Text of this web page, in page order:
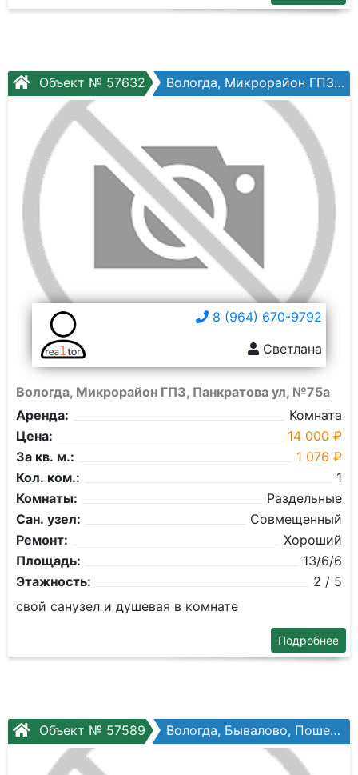
Объект № 57632 Вологда, Микрорайон ГПЗ, Панкратова ул, №75а
8 (964) 670-9792
Светлана
Вологда, Микрорайон ГПЗ, Панкратова ул, №75а
Аренда:
Комната
Цена:
14 000 ₽
За кв. м.:
1 076 ₽
Кол. ком.:
1
Комнаты:
Раздельные
Сан. узел:
Совмещенный
Ремонт:
Хороший
Площадь:
13/6/6
Этажность:
2 / 5
свой санузел и душевая в комнате
Подробнее
Объект № 57589 Вологда, Бывалово, Пошехонское шоссе, №34